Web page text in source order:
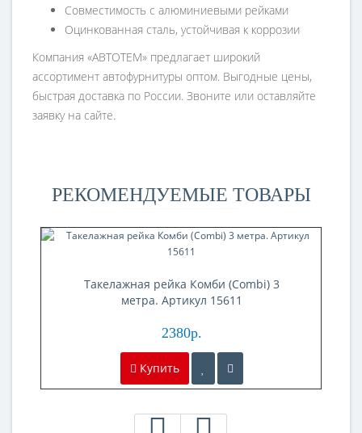
Совместимость с алюминиевыми рейками
Оцинкованная сталь, устойчивая к коррозии
Компания «АВТОТЕМ» предлагает широкий
ассортимент автофурнитуры оптом. Выгодные цены,
быстрая доставка по России. Звоните или оставляйте
заявку на сайте.
РЕКОМЕНДУЕМЫЕ ТОВАРЫ
Такелажная рейка Комби (Combi) 3
метра. Артикул 15611
2380р.
Купить